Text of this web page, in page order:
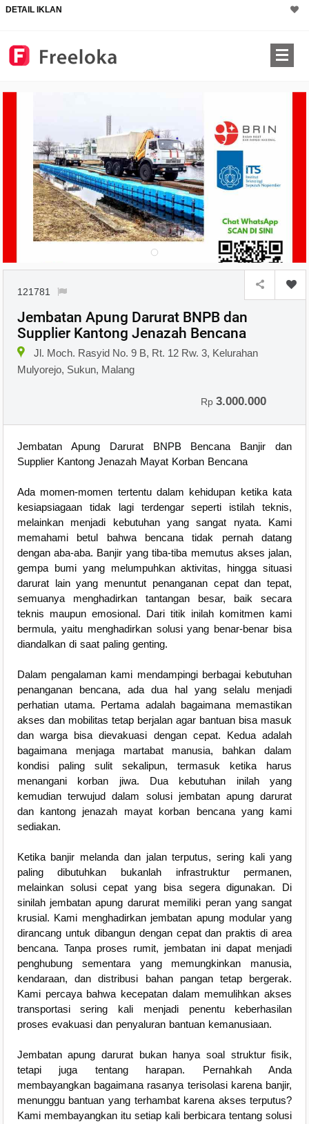
DETAIL IKLAN
121781
Jembatan Apung Darurat BNPB dan
Supplier Kantong Jenazah Bencana
Jl. Moch. Rasyid No. 9 B, Rt. 12 Rw. 3, Kelurahan
Mulyorejo, Sukun, Malang
Rp3.000.000
Jembatan Apung Darurat BNPB Bencana Banjir dan
Supplier Kantong Jenazah Mayat Korban Bencana
Ada momen-momen tertentu dalam kehidupan ketika kata
kesiapsiagaan tidak lagi terdengar seperti istilah teknis,
melainkan menjadi kebutuhan yang sangat nyata. Kami
memahami betul bahwa bencana tidak pernah datang
dengan aba-aba. Banjir yang tiba-tiba memutus akses jalan,
gempa bumi yang melumpuhkan aktivitas, hingga situasi
darurat lain yang menuntut penanganan cepat dan tepat,
semuanya menghadirkan tantangan besar, baik secara
teknis maupun emosional. Dari titik inilah komitmen kami
bermula, yaitu menghadirkan solusi yang benar-benar bisa
diandalkan di saat paling genting.
Dalam pengalaman kami mendampingi berbagai kebutuhan
penanganan bencana, ada dua hal yang selalu menjadi
perhatian utama. Pertama adalah bagaimana memastikan
akses dan mobilitas tetap berjalan agar bantuan bisa masuk
dan warga bisa dievakuasi dengan cepat. Kedua adalah
bagaimana menjaga martabat manusia, bahkan dalam
kondisi paling sulit sekalipun, termasuk ketika harus
menangani korban jiwa. Dua kebutuhan inilah yang
kemudian terwujud dalam solusi jembatan apung darurat
dan kantong jenazah mayat korban bencana yang kami
sediakan.
Ketika banjir melanda dan jalan terputus, sering kali yang
paling dibutuhkan bukanlah infrastruktur permanen,
melainkan solusi cepat yang bisa segera digunakan. Di
sinilah jembatan apung darurat memiliki peran yang sangat
krusial. Kami menghadirkan jembatan apung modular yang
dirancang untuk dibangun dengan cepat dan praktis di area
bencana. Tanpa proses rumit, jembatan ini dapat menjadi
penghubung sementara yang memungkinkan manusia,
kendaraan, dan distribusi bahan pangan tetap bergerak.
Kami percaya bahwa kecepatan dalam memulihkan akses
transportasi sering kali menjadi penentu keberhasilan
proses evakuasi dan penyaluran bantuan kemanusiaan.
Jembatan apung darurat bukan hanya soal struktur fisik,
tetapi juga tentang harapan. Pernahkah Anda
membayangkan bagaimana rasanya terisolasi karena banjir,
menunggu bantuan yang terhambat karena akses terputus?
Kami membayangkan itu setiap kali berbicara tentang solusi